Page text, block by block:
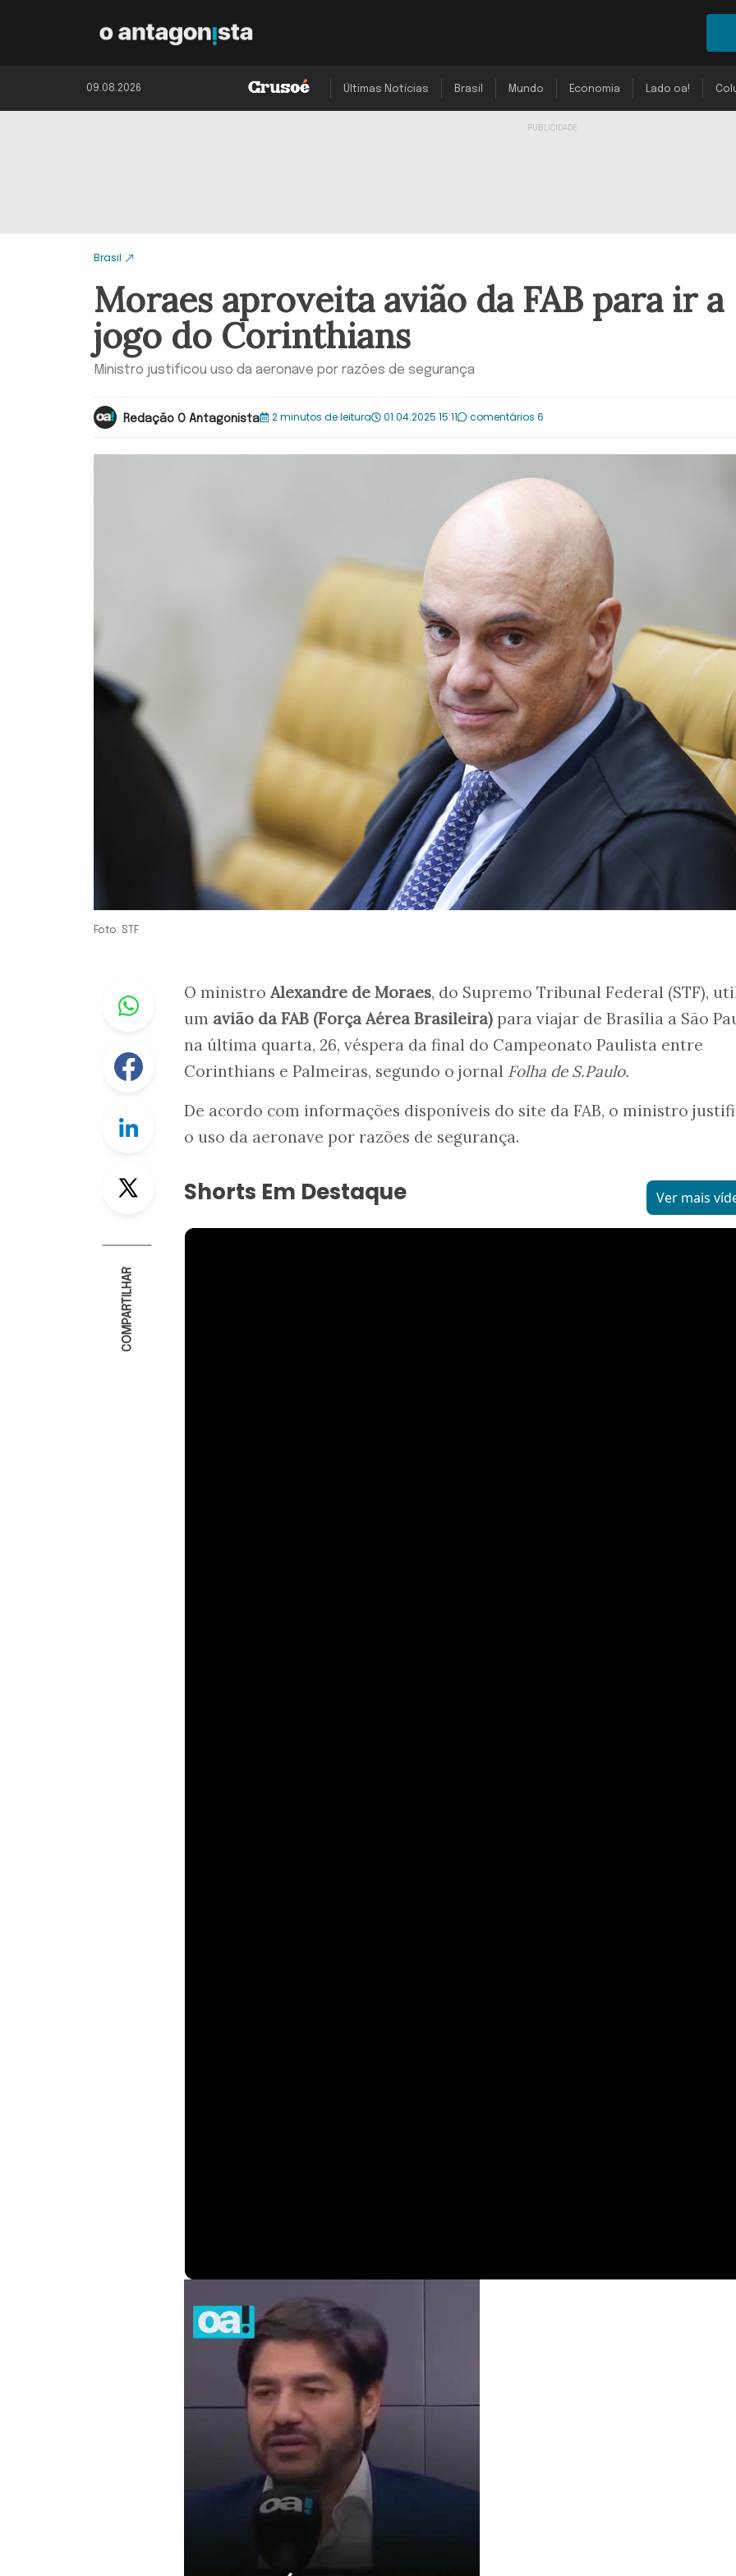
09.08.2026 Últimas Notícias Brasil Mundo Economia Lado oa!
Brasil
Moraes aproveita avião da FAB para ir a
jogo do Corinthians
Ministro justificou uso da aeronave por razões de segurança
Redação O Antagonista 2 minutos de leitura 01.04.2025 15:11 comentários 6
Foto: STF
Whastapp
Facebook
Linkedin
COMPARTILHAR
O ministro Alexandre de Moraes, do Supremo Tribunal Federal (STF),
um avião da FAB (Força Aérea Brasileira) para viajar de Brasília a São
na última quarta, 26, véspera da final do Campeonato Paulista entre
Corinthians e Palmeiras, segundo o jornal Folha de S.Paulo.
De acordo com informações disponíveis do site da FAB, o ministro
o uso da aeronave por razões de segurança.
Shorts Em Destaque Ver mais